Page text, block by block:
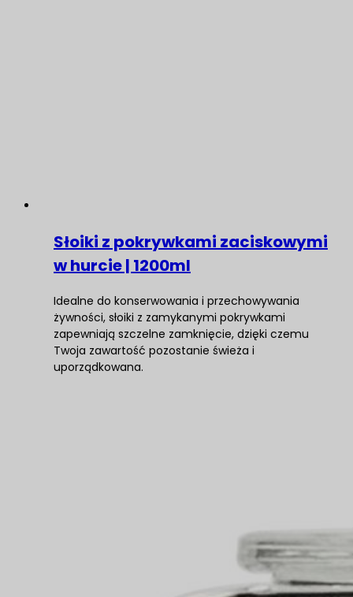
Słoiki z pokrywkami zaciskowymi
w hurcie | 1200ml
Idealne do konserwowania i przechowywania
żywności, słoiki z zamykanymi pokrywkami
zapewniają szczelne zamknięcie, dzięki czemu
Twoja zawartość pozostanie świeża i
uporządkowana.